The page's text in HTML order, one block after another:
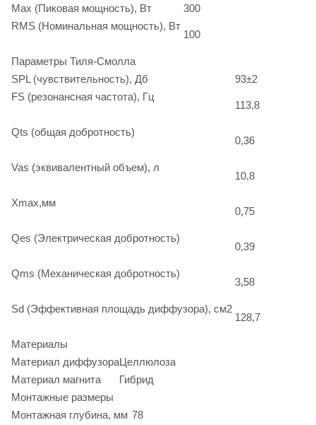
Max (Пиковая мощность), Вт
300
RMS (Номинальная мощность), Вт
100
Параметры Тиля-Смолла
SPL (чувствительность), Дб
93±2
FS (резонансная частота), Гц
113,8
Qts (общая добротность)
0,36
Vas (эквивалентный объем), л
10,8
Xmax,мм
0,75
Qes (Электрическая добротность)
0,39
Qms (Механическая добротность)
3,58
Sd (Эффективная площадь диффузора), см2
128,7
Материалы
Материал диффузораЦеллюлоза
Материал магнита
Гибрид
Монтажные размеры
Монтажная глубина, мм 78